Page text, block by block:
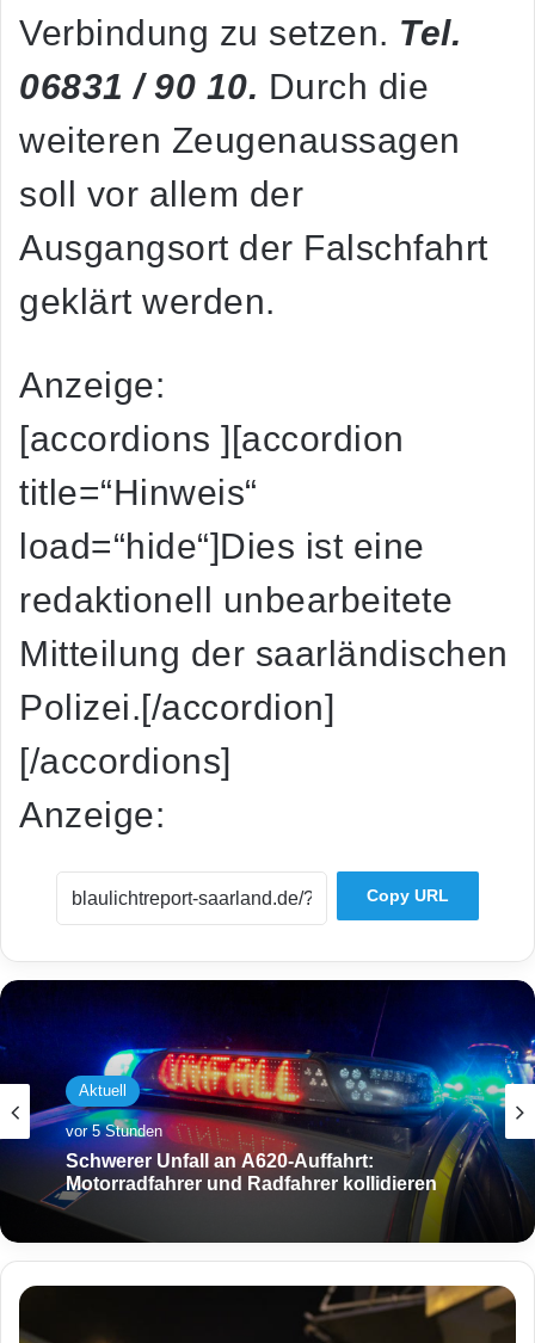
Verbindung zu setzen. Tel.
06831 / 90 10. Durch die
weiteren Zeugenaussagen
soll vor allem der
Ausgangsort der Falschfahrt
geklärt werden.
Anzeige:
[accordions ][accordion
title=“Hinweis“
load=“hide“]Dies ist eine
redaktionell unbearbeitete
Mitteilung der saarländischen
Polizei.[/accordion]
[/accordions]
Anzeige:
Copy URL
Aktuell
vor 5 Stunden
Schwerer Unfall an A620-Auffahrt:
Motorradfahrer und Radfahrer kollidieren
1